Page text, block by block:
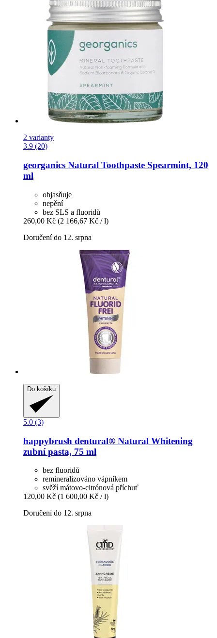
2 varianty
3.9 (20)
georganics Natural Toothpaste Spearmint, 120
ml
objasňuje
nepění
bez SLS a fluoridů
260,00 Kč (2 166,67 Kč / l)
Doručení do 12. srpna
Do košíku
5.0 (3)
happybrush dentural® Natural Whitening
zubní pasta, 75 ml
bez fluoridů
remineralizováno vápníkem
svěží mátovo-citrónová příchuť
120,00 Kč (1 600,00 Kč / l)
Doručení do 12. srpna